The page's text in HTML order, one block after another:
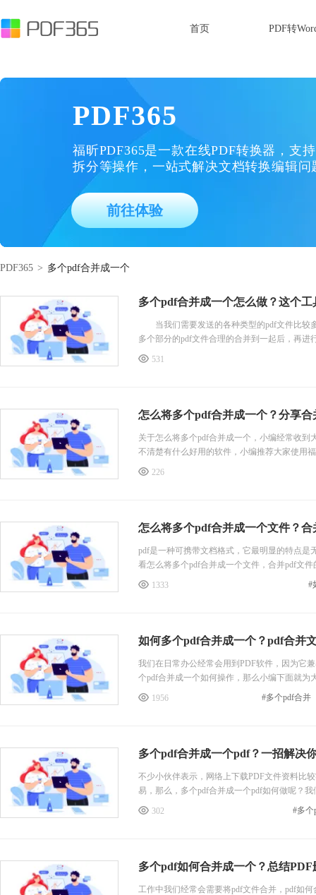
首页 PDF转
PDF365
福昕PDF365是一款在线PDF转换器，支
拆分等操作，一站式解决文档转换编辑问
前往体验
PDF365 > 多个pdf合并成一个
多个pdf合并成一个怎么做？这个
当我们需要发送的各种类型的pdf文件比较
多个部分的pdf文件合理的合并到一起后，再
531
怎么将多个pdf合并成一个？分享
关于怎么将多个pdf合并成一个，小编经常收
不清楚有什么好用的软件，小编推荐大家使用
试。
226
怎么将多个pdf合并成一个文件？
pdf是一种可携带文档格式，它最明显的特点
看怎么将多个pdf合并成一个文件，合并pdf文件
1333 #
如何多个pdf合并成一个？pdf合并
我们在日常办公经常会用到PDF软件，因为它
个pdf合并成一个如何操作，那么小编下面就为
1956 #多个pdf合并
多个pdf合并成一个pdf？一招解决
不少小伙伴表示，网络上下载PDF文件资料比
易，那么，多个pdf合并成一个pdf如何做呢？
302 #多个
多个pdf如何合并成一个？总结PDF
工作中我们经常会需要将pdf文件合并，pdf如